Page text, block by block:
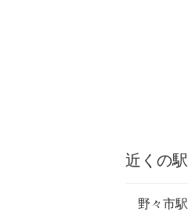
近くの駅
野々市駅